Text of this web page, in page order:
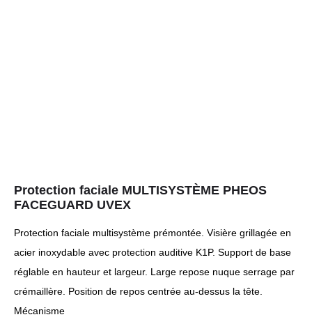
Protection faciale MULTISYSTÈME PHEOS
FACEGUARD UVEX
Protection faciale multisystème prémontée. Visière grillagée en
acier inoxydable avec protection auditive K1P. Support de base
réglable en hauteur et largeur. Large repose nuque serrage par
crémaillère. Position de repos centrée au-dessus la tête.
Mécanisme